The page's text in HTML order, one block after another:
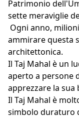
Patrimonio
sette meraviglie
Ogni anno,
ammirare questa
architettonica.
Il Taj Mahal è un
aperto a persone
apprezzare la sua
Il Taj Mahal è
simbolo duraturo